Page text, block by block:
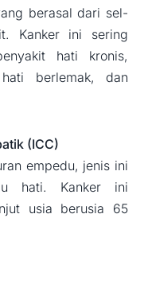
berasal dari sel-
Kanker ini sering
hati kronis,
berlemak, dan
(ICC)
empedu, jenis ini
hati. Kanker ini
usia berusia 65